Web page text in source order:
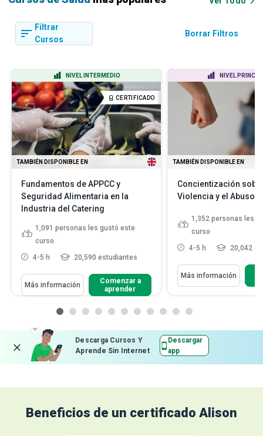
Filtrar
Cursos
Borrar Filtros
NIVEL INTERMEDIO
CERTIFICADO
TAMBIÉN DISPONIBLE EN
Fundamentos de APPCC y
Seguridad Alimentaria en la
Industria del Catering
1,091 personas les gustó este
curso
4-5 h
20,590 estudiantes
Más información
Comenzar a
aprender
NIVEL
TAMBIÉN DISPONIBLE EN
Concientización
Violencia y el Abuso
1,352 personas les
curso
4-5 h
20,042
Más información
Descarga Cursos Y
Aprende Sin Internet
Descargar
app
Beneficios de un certificado Alison